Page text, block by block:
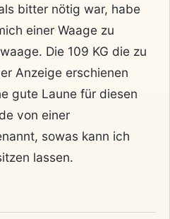
bitter nötig war, habe
einer Waage zu
Die 109 KG die zu
Anzeige erschienen
gute Laune für diesen
von einer
sowas kann ich
lassen.